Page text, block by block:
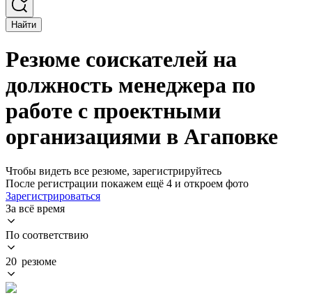
Найти
Резюме соискателей на
должность менеджера по
работе с проектными
организациями в Агаповке
Чтобы видеть все резюме, зарегистрируйтесь
После регистрации покажем ещё 4 и откроем фото
Зарегистрироваться
За всё время
По соответствию
20 резюме